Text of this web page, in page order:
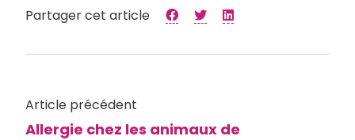
Partager cet article
Article précédent
Allergie chez les animaux de